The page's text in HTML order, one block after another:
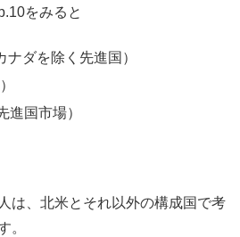
をみると
ナダを除く先進国）
進国市場）
は、北米とそれ以外の構成国で考
。